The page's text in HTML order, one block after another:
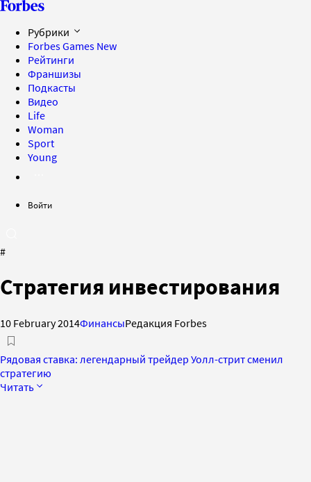
Рубрики
Forbes Games New
Рейтинги
Франшизы
Подкасты
Видео
Life
Woman
Sport
Young
Войти
#
Стратегия инвестирования
10 February 2014ФинансыРедакция Forbes
Рядовая ставка: легендарный трейдер Уолл-стрит сменил
стратегию
Читать